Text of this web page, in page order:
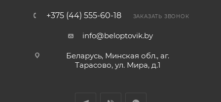
+375 (44) 555-60-18 ЗАКАЗАТЬ ЗВОНОК
info@beloptovik.by
Беларусь, Минская обл., аг.
Тарасово, ул. Мира, д.1